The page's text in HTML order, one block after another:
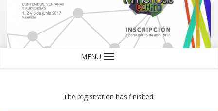
MENU Language
The registration has finished.